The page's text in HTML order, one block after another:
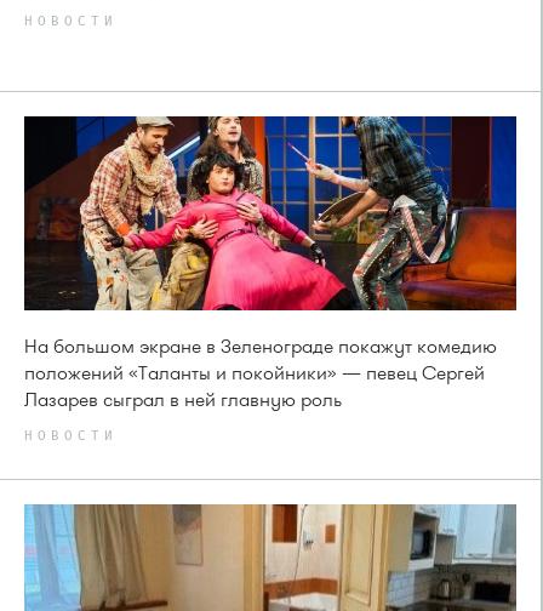
НОВОСТИ
На большом экране в Зеленограде покажут комедию
положений «Таланты и покойники» — певец Сергей
Лазарев сыграл в ней главную роль
НОВОСТИ